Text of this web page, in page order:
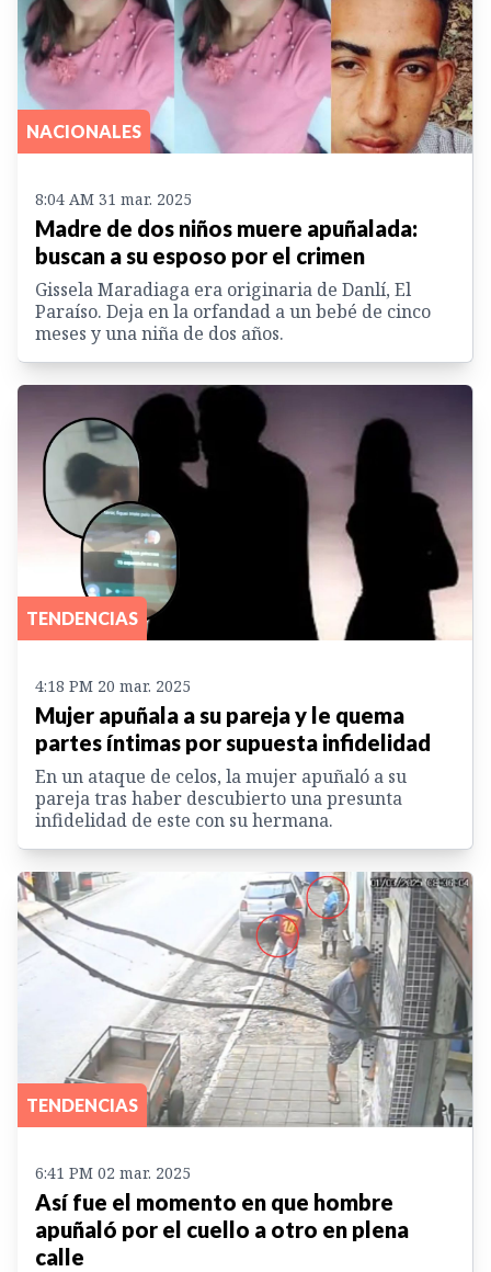
NACIONALES
8:04 AM 31 mar. 2025
Madre de dos niños muere apuñalada:
buscan a su esposo por el crimen
Gissela Maradiaga era originaria de Danlí, El
Paraíso. Deja en la orfandad a un bebé de cinco
meses y una niña de dos años.
TENDENCIAS
4:18 PM 20 mar. 2025
Mujer apuñala a su pareja y le quema
partes íntimas por supuesta infidelidad
En un ataque de celos, la mujer apuñaló a su
pareja tras haber descubierto una presunta
infidelidad de este con su hermana.
TENDENCIAS
6:41 PM 02 mar. 2025
Así fue el momento en que hombre
apuñaló por el cuello a otro en plena
calle